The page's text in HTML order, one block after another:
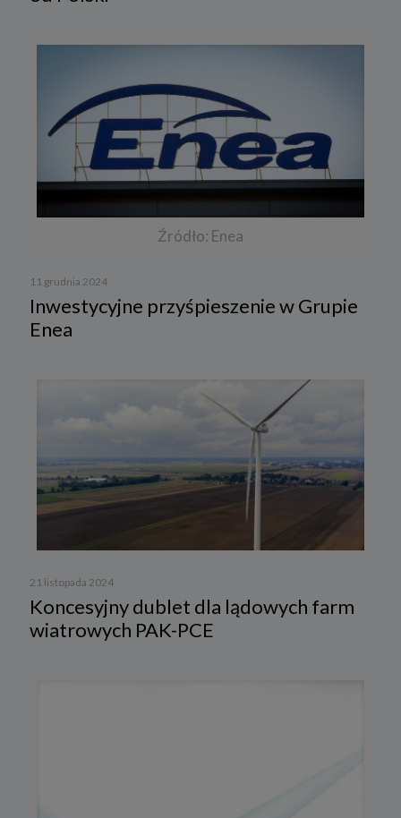
Źródło: Enea
11 grudnia 2024
Inwestycyjne przyśpieszenie w Grupie
Enea
21 listopada 2024
Koncesyjny dublet dla lądowych farm
wiatrowych PAK-PCE